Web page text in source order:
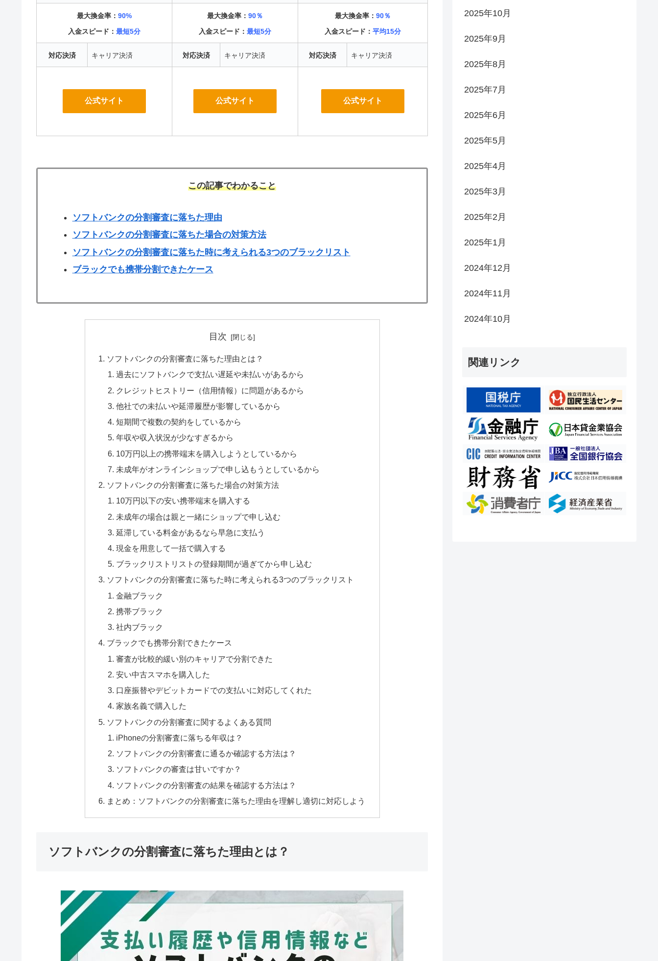
最大換金率： 90%
入金スピード： 最短5分
最大換金率： 90％
入金スピード： 最短5分
最大換金率： 90％
入金スピード： 平均15分
対応決済 キャリア決済 対応決済 キャリア決済 対応決済 キャリア決済
公式サイト 公式サイト 公式サイト
この記事でわかること
ソフトバンクの分割審査に落ちた理由
ソフトバンクの分割審査に落ちた場合の対策方法
ソフトバンクの分割審査に落ちた時に考えられる3つのブラックリスト
ブラックでも携帯分割できたケース
目次
ソフトバンクの分割審査に落ちた理由とは？
過去にソフトバンクで支払い遅延や未払いがあるから
クレジットヒストリー（信用情報）に問題があるから
他社での未払いや延滞履歴が影響しているから
短期間で複数の契約をしているから
年収や収入状況が少なすぎるから
10万円以上の携帯端末を購入しようとしているから
未成年がオンラインショップで申し込もうとしているから
ソフトバンクの分割審査に落ちた場合の対策方法
10万円以下の安い携帯端末を購入する
未成年の場合は親と一緒にショップで申し込む
延滞している料金があるなら早急に支払う
現金を用意して一括で購入する
ブラックリストリストの登録期間が過ぎてから申し込む
ソフトバンクの分割審査に落ちた時に考えられる3つのブラックリスト
金融ブラック
携帯ブラック
社内ブラック
ブラックでも携帯分割できたケース
審査が比較的緩い別のキャリアで分割できた
安い中古スマホを購入した
口座振替やデビットカードでの支払いに対応してくれた
家族名義で購入した
ソフトバンクの分割審査に関するよくある質問
iPhoneの分割審査に落ちる年収は？
ソフトバンクの分割審査に通るか確認する方法は？
ソフトバンクの審査は甘いですか？
ソフトバンクの分割審査の結果を確認する方法は？
まとめ：ソフトバンクの分割審査に落ちた理由を理解し適切に対応しよう
ソフトバンクの分割審査に落ちた理由とは？
2025年10月
2025年9月
2025年8月
2025年7月
2025年6月
2025年5月
2025年4月
2025年3月
2025年2月
2025年1月
2024年12月
2024年11月
2024年10月
関連リンク